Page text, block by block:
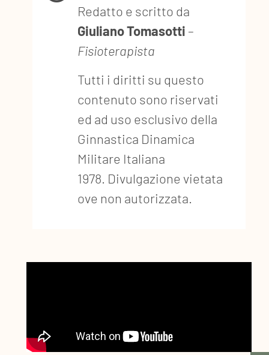
Redatto e scritto da
Giuliano Tomasotti –
Fisioterapista
Tutti i diritti su questo
contenuto sono riservati
ed ad uso esclusivo della
Ginnastica Dinamica
Militare Italiana
1978. Divulgazione vietata
ove non autorizzata.